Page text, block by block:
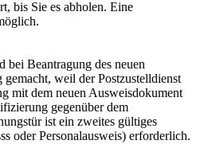
bis Sie es abholen. Eine
bei Beantragung des neuen
weil der Postzustelldienst
mit dem neuen Ausweisdokument
gegenüber dem
ist ein zweites gültiges
oder Personalausweis) erforderlich.